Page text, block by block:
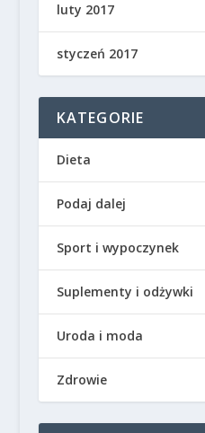
luty 2017
styczeń 2017
KATEGORIE
Dieta
Podaj dalej
Sport i wypoczynek
Suplementy i odżywki
Uroda i moda
Zdrowie